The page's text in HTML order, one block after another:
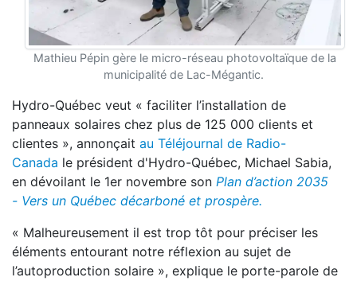
Mathieu Pépin gère le micro-réseau photovoltaïque de la
municipalité de Lac-Mégantic.
Hydro-Québec veut « faciliter l’installation de
panneaux solaires chez plus de 125 000 clients et
clientes », annonçait au Téléjournal de Radio-
Canada le président d'Hydro-Québec, Michael Sabia,
en dévoilant le 1er novembre son Plan d’action 2035
- Vers un Québec décarboné et prospère.
« Malheureusement il est trop tôt pour préciser les
éléments entourant notre réflexion au sujet de
l’autoproduction solaire », explique le porte-parole de